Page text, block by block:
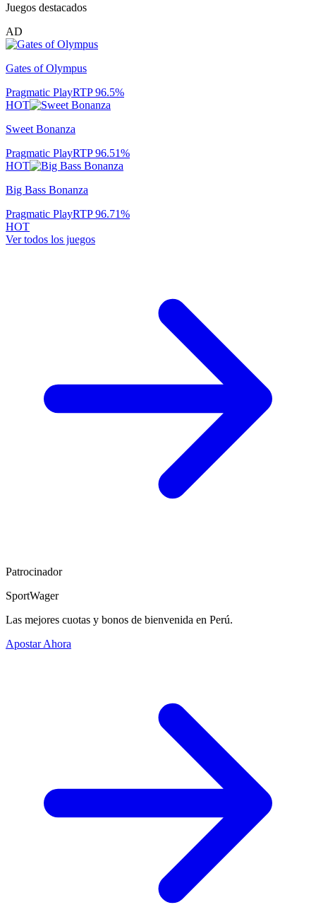
Juegos destacados
AD
Gates of Olympus
Pragmatic PlayRTP96.5%
HOT
Sweet Bonanza
Pragmatic PlayRTP96.51%
HOT
Big Bass Bonanza
Pragmatic PlayRTP96.71%
HOT
Ver todos los juegos
Patrocinador
SportWager
Las mejores cuotas y bonos de bienvenida en Perú.
Apostar Ahora